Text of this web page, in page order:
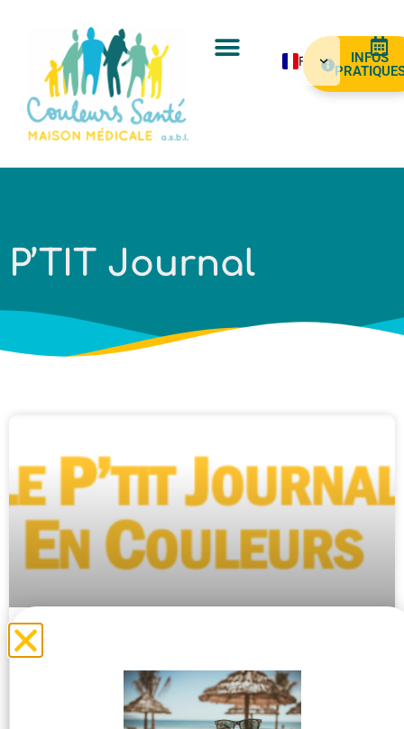
NL
INFOS
P’TIT Journal
P’TIT Journal Archives années
précédentes
P’TIT JOURNAL – MAI 2024 P’TIT JOURNAL – MARS 2023